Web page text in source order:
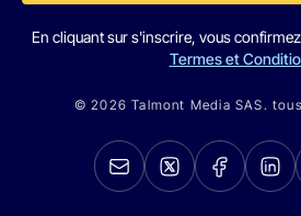
En cliquant sur s'inscrire, vous
Termes et
© 2026 Talmont Media SAS.